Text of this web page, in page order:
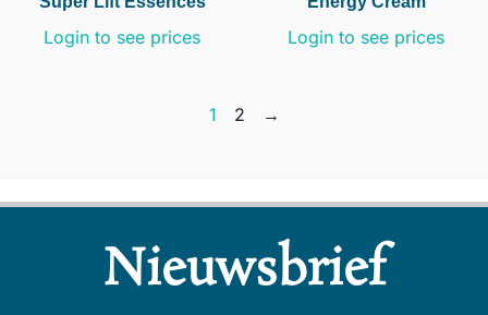
Login to see prices Login to see prices
1 2 →
Nieuwsbrief